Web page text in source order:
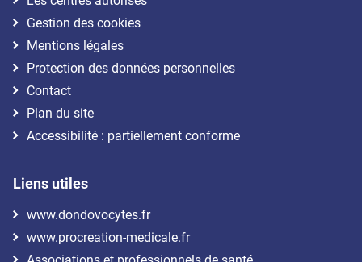
Gestion des cookies
Mentions légales
Protection des données personnelles
Contact
Plan du site
Accessibilité : partiellement conforme
Liens utiles
www.dondovocytes.fr
www.procreation-medicale.fr